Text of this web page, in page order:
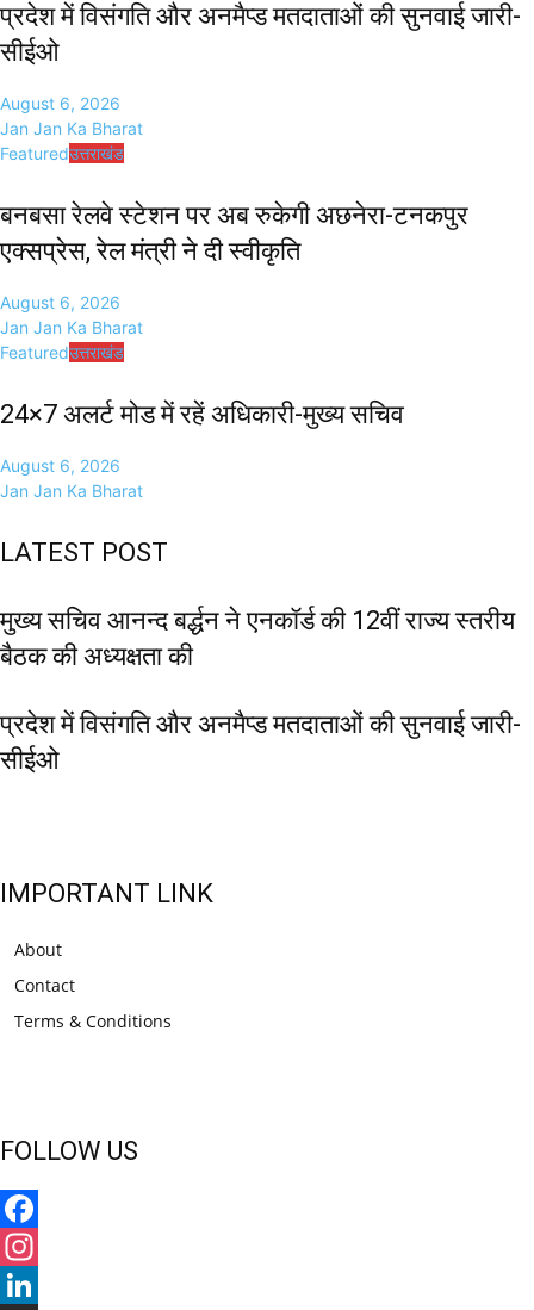
प्रदेश में विसंगति और अनमैप्ड मतदाताओं की सुनवाई जारी-
सीईओ
August 6, 2026
Jan Jan Ka Bharat
Featuredउत्तराखंड
बनबसा रेलवे स्टेशन पर अब रुकेगी अछनेरा-टनकपुर
एक्सप्रेस, रेल मंत्री ने दी स्वीकृति
August 6, 2026
Jan Jan Ka Bharat
Featuredउत्तराखंड
24×7 अलर्ट मोड में रहें अधिकारी-मुख्य सचिव
August 6, 2026
Jan Jan Ka Bharat
LATEST POST
मुख्य सचिव आनन्द बर्द्धन ने एनकॉर्ड की 12वीं राज्य स्तरीय
बैठक की अध्यक्षता की
प्रदेश में विसंगति और अनमैप्ड मतदाताओं की सुनवाई जारी-
सीईओ
IMPORTANT LINK
About
Contact
Terms & Conditions
FOLLOW US
Facebook
Instagram